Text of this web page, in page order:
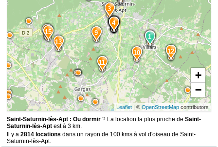
15
14
13
12
11
10
9
7
6
5
4
3
1
1
+
−
Leaflet| © OpenStreetMapcontributors
Saint-Saturnin-lès-Apt : Ou dormir ? La location la plus proche deSaint-
Saturnin-lès-Apt est à 3 km.
Il y a2814 locations dans un rayon de 100 kms à vol d'oiseau de Saint-
Saturnin-lès-Apt.